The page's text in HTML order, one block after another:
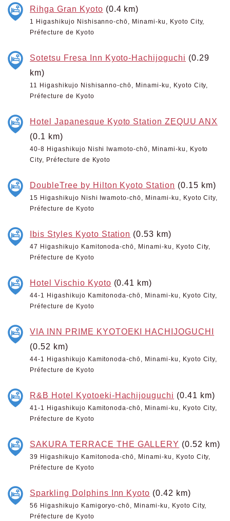
Rihga Gran Kyoto (0.4 km)
1 Higashikujo Nishisanno-chō, Minami-ku, Kyoto City,
Préfecture de Kyoto
Sotetsu Fresa Inn Kyoto-Hachijoguchi (0.29
km)
11 Higashikujo Nishisanno-chō, Minami-ku, Kyoto City,
Préfecture de Kyoto
Hotel Japanesque Kyoto Station ZEQUU ANX
(0.1 km)
40-8 Higashikujo Nishi Iwamoto-chō, Minami-ku, Kyoto
City, Préfecture de Kyoto
DoubleTree by Hilton Kyoto Station (0.15 km)
15 Higashikujo Nishi Iwamoto-chō, Minami-ku, Kyoto City,
Préfecture de Kyoto
Ibis Styles Kyoto Station (0.53 km)
47 Higashikujo Kamitonoda-chō, Minami-ku, Kyoto City,
Préfecture de Kyoto
Hotel Vischio Kyoto (0.41 km)
44-1 Higashikujo Kamitonoda-chō, Minami-ku, Kyoto City,
Préfecture de Kyoto
VIA INN PRIME KYOTOEKI HACHIJOGUCHI
(0.52 km)
44-1 Higashikujo Kamitonoda-chō, Minami-ku, Kyoto City,
Préfecture de Kyoto
R&B Hotel Kyotoeki-Hachijouguchi (0.41 km)
41-1 Higashikujo Kamitonoda-chō, Minami-ku, Kyoto City,
Préfecture de Kyoto
SAKURA TERRACE THE GALLERY (0.52 km)
39 Higashikujo Kamitonoda-chō, Minami-ku, Kyoto City,
Préfecture de Kyoto
Sparkling Dolphins Inn Kyoto (0.42 km)
56 Higashikujo Kamigoryo-chō, Minami-ku, Kyoto City,
Préfecture de Kyoto